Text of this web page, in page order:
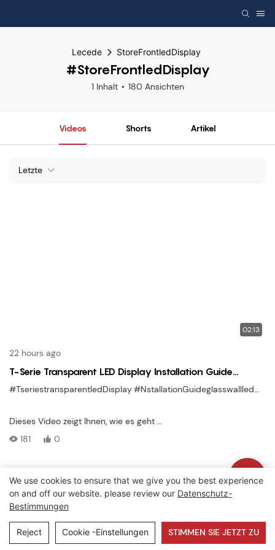
Lecede StoreFrontledDisplay
#StoreFrontledDisplay
1 Inhalt 180 Ansichten
Videos Shorts Artikel
Letzte
02:13
22 hours ago
T-Serie Transparent LED Display Installation Guide
Leichtes & glasfreundliches Setup
#TseriestransparentledDisplay#NstallationGuideglasswallled
Dieses Video zeigt Ihnen, wie es geht
Installieren Sie Lecede’S T -Serie transparentes LED -Display
Ultra-Lightweight-Panels
, hohe Transparenz und einfache modulare Montage, bietet die T
-Serie a
Moderne und unauffällige Anzeigelösung
. Folgen Sie Schritt für Schritt für ein reibungsloses und
181 0
Copyright © 2026 Lecede | Sitemap |Datenschutzrichtlinie
We use cookies to ensure that we give you the best experience
on and off our website. please review our Datenschutz-
Bestimmungen
Reject Cookie -Einstellungen STIMMEN SIE JETZT ZU